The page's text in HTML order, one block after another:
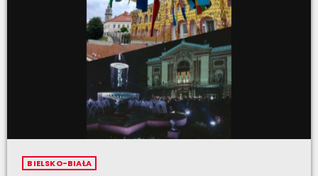
BIELSKO-BIAŁA